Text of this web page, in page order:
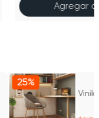
Agregar
25%